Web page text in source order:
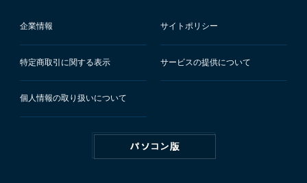
企業情報 サイトポリシー
特定商取引に関する表示 サービスの提供について
個人情報の取り扱いについて